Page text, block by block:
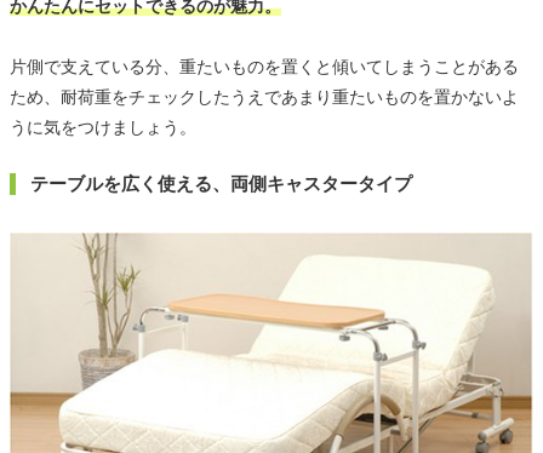
かんたんにセットできるのが魅力。
片側で支えている分、重たいものを置くと傾いてしまうことがある
ため、耐荷重をチェックしたうえであまり重たいものを置かないよ
うに気をつけましょう。
テーブルを広く使える、両側キャスタータイプ